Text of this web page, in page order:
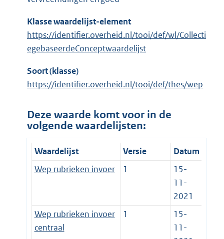
Klasse waardelijst-element
https://identifier.overheid.nl/tooi/def/wl/Collecti
egebaseerdeConceptwaardelijst
Soort (klasse)
https://identifier.overheid.nl/tooi/def/thes/wep
Deze waarde komt voor in de
volgende waardelijsten:
Waardelijst Versie
Datum
Wep rubrieken invoer
1
15-
11-
2021
Wep rubrieken invoer
centraal
1
15-
11-